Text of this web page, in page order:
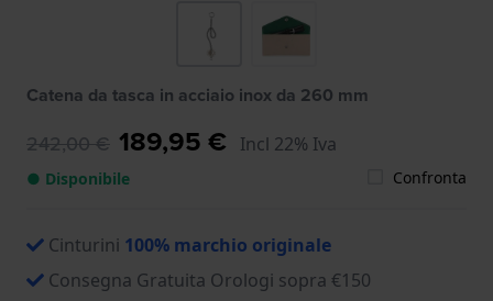
Catena da tasca in acciaio inox da 260 mm
242,00 € 189,95 € Incl 22% Iva
● Disponibile Confronta
Cinturini 100% marchio originale
Consegna Gratuita Orologi sopra €150